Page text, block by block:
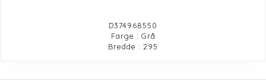
D374968550
Farge : Grå
Bredde : 295